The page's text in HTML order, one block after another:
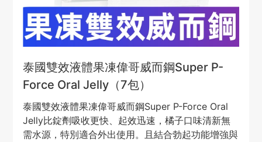
泰國雙效液體果凍偉哥威而鋼Super P-
Force Oral Jelly（7包）
泰國雙效液體果凍偉哥威而鋼Super P-Force Oral
Jelly比錠劑吸收更快、起效迅速，橘子口味清新無
需水源，特別適合外出使用。且結合勃起功能增強與